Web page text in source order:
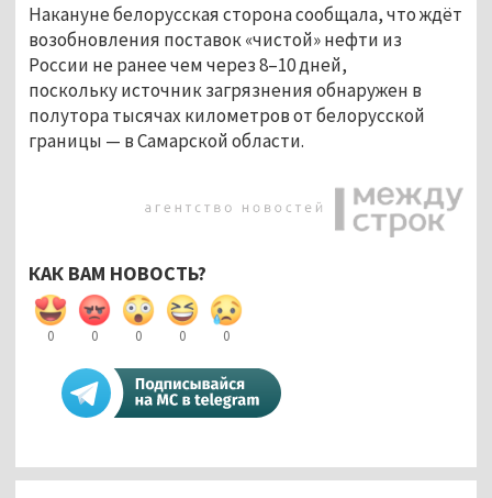
Накануне белорусская сторона сообщала, что ждёт
возобновления поставок «чистой» нефти из
России не ранее чем через 8–10 дней,
поскольку источник загрязнения обнаружен в
полутора тысячах километров от белорусской
границы — в Самарской области.
КАК ВАМ НОВОСТЬ?
0 0 0 0 0